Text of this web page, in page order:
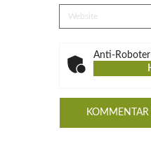
Anti-